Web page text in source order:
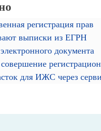
регистрация прав
выписки из ЕГРН
документа
для ИЖС через